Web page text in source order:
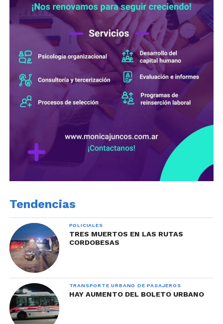
Tendencias
POLICIALES
TRES MUERTOS EN LAS RUTAS
CORDOBESAS
TRANSPORTE URBANO DE PASAJEROS
HAY AUMENTO DEL BOLETO URBANO